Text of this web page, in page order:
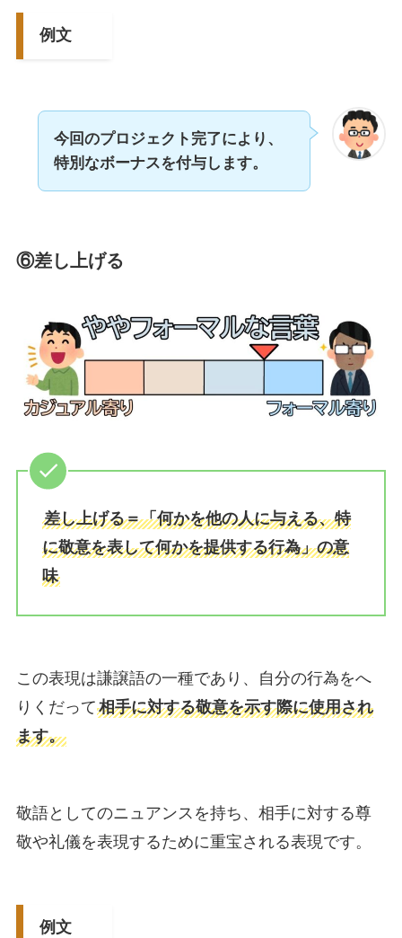
例文
今回のプロジェクト完了により、
特別なボーナスを付与します。
⑥差し上げる
差し上げる＝「何かを他の人に与える、特
に敬意を表して何かを提供する行為」の意
味
この表現は謙譲語の一種であり、自分の行為をへ
りくだって相手に対する敬意を示す際に使用され
ます。
敬語としてのニュアンスを持ち、相手に対する尊
敬や礼儀を表現するために重宝される表現です。
例文